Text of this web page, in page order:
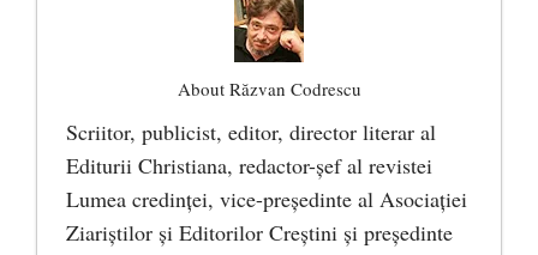
About Răzvan Codrescu
Scriitor, publicist, editor, director literar al
Editurii Christiana, redactor-şef al revistei
Lumea credinţei, vice-preşedinte al Asociaţiei
Ziariştilor şi Editorilor Creştini şi preşedinte